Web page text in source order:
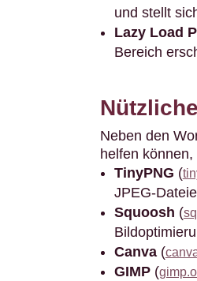
und stellt
Lazy Load
Bereich
Neben den
helfen
TinyPNG (
JPEG-
Squoosh (
Canva(
GIMP(